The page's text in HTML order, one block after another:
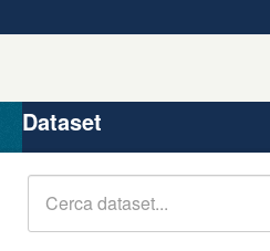
Organizzazioni
Gruppi
Dataset